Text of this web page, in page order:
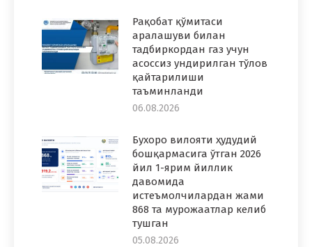
Рақобат қўмитаси
аралашуви билан
тадбиркордан газ учун
асоссиз ундирилган тўлов
қайтарилиши
таъминланди
06.08.2026
Бухоро вилояти ҳудудий
бошқармасига ўтган 2026
йил 1-ярим йиллик
давомида
истеъмолчилардан жами
868 та мурожаатлар келиб
тушган
05.08.2026